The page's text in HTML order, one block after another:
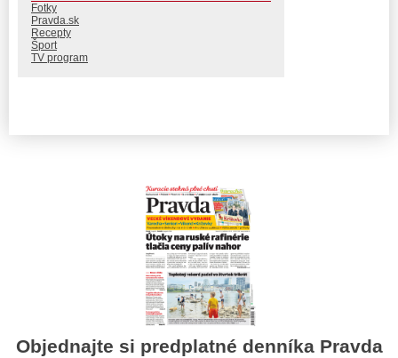
Fotky
Pravda.sk
Recepty
Šport
TV program
Objednajte si predplatné denníka Pravda